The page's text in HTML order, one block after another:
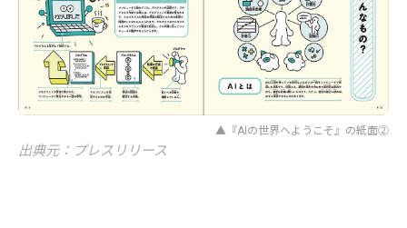
▲『AIの世界へようこそ』の紙面②
出典元：プレスリリース